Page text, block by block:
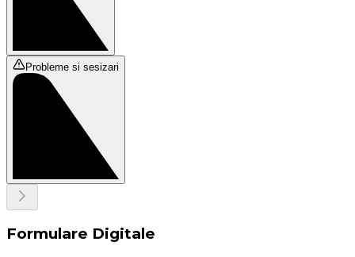
Probleme si sesizari
Formulare Digitale